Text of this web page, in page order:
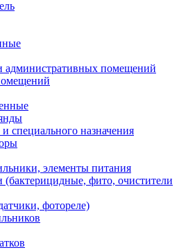
административных помещений
специального назначения
элементы питания
фито, очистители
фотореле)